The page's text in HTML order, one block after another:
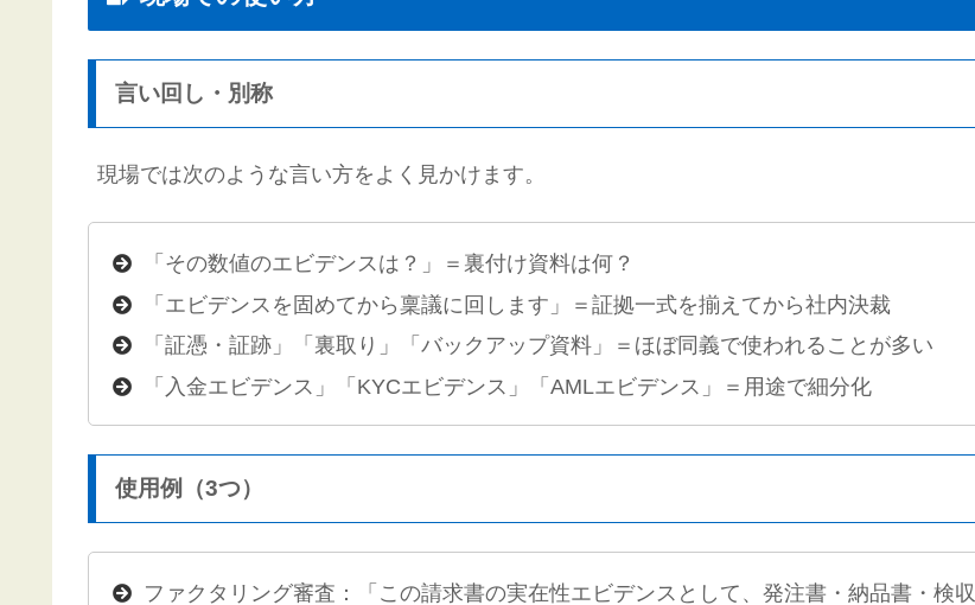
言い回し・別称
現場では次のような言い方をよく見かけます。
「その数値のエビデンスは？」＝裏付け資料は何？
「エビデンスを固めてから稟議に回します」＝証拠一式を揃えてから社内決裁
「証憑・証跡」「裏取り」「バックアップ資料」＝ほぼ同義で使われることが多い
「入金エビデンス」「KYCエビデンス」「AMLエビデンス」＝用途で細分化
使用例（3つ）
ファクタリング審査：「この請求書の実在性エビデンスとして、発注書・納品書・検収